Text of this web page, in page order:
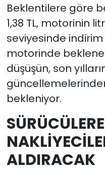
Beklentilere göre
1,38 TL, motorinin
seviyesinde indirim
motorinde
düşüşün, son
bekleniyor.
ALDIRACAK